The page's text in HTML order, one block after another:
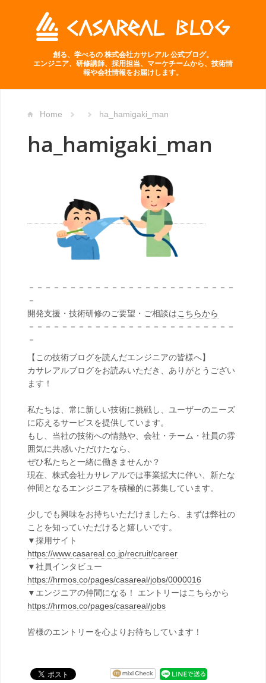
創る、学べるの 株式会社カサレアル 公式ブログ。
エンジニア、研修講師、採用担当、マーケチームから、技術情
報や会社情報をお届けします。
Home ha_hamigaki_man
ha_hamigaki_man
－－－－－－－－－－－－－－－－－－－－－－－－－
－
開発支援・技術研修のご要望・ご相談はこちらから
－－－－－－－－－－－－－－－－－－－－－－－－－
－
【この技術ブログを読んだエンジニアの皆様へ】
カサレアルブログをお読みいただき、ありがとうござい
ます！
私たちは、常に新しい技術に挑戦し、ユーザーのニーズ
に応えるサービスを提供しています。
もし、当社の技術への情熱や、会社・チーム・社員の雰
囲気に共感いただけたなら、
ぜひ私たちと一緒に働きませんか？
現在、株式会社カサレアルでは事業拡大に伴い、新たな
仲間となるエンジニアを積極的に募集しています。
少しでも興味をお持ちいただけましたら、まずは弊社の
ことを知っていただけると嬉しいです。
▼採用サイト
https://www.casareal.co.jp/recruit/career
▼社員インタビュー
https://hrmos.co/pages/casareal/jobs/0000016
▼エンジニアの仲間になる！ エントリーはこちらから
https://hrmos.co/pages/casareal/jobs
皆様のエントリーを心よりお待ちしています！